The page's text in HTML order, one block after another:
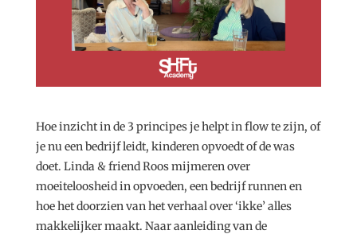
Hoe inzicht in de 3 principes je helpt in flow te zijn, of
je nu een bedrijf leidt, kinderen opvoedt of de was
doet. Linda & friend Roos mijmeren over
moeiteloosheid in opvoeden, een bedrijf runnen en
hoe het doorzien van het verhaal over ‘ikke’ alles
makkelijker maakt. Naar aanleiding van de